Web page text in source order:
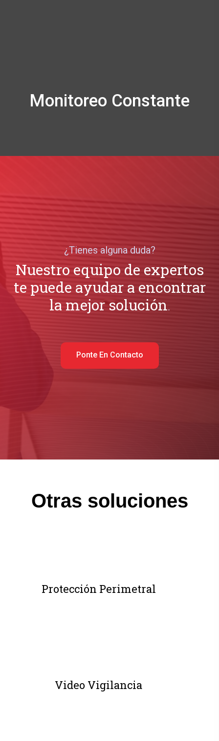
Monitoreo Constante
¿Tienes alguna duda?
Nuestro equipo de expertos
te puede ayudar a encontrar
la mejor solución.
Ponte En Contacto
Otras soluciones
Protección Perimetral
Video Vigilancia